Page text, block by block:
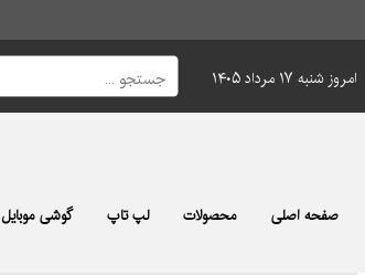
امروز شنبه ۱۷ مرداد ۱۴۰۵
صفحه اصلی محصولات لپ تاپ گوشی موبایل